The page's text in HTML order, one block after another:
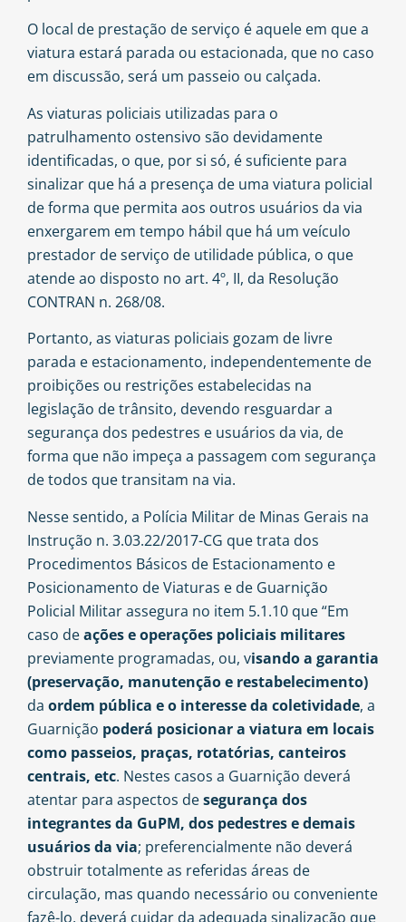
O local de prestação de serviço é aquele em que a
viatura estará parada ou estacionada, que no caso
em discussão, será um passeio ou calçada.
As viaturas policiais utilizadas para o
patrulhamento ostensivo são devidamente
identificadas, o que, por si só, é suficiente para
sinalizar que há a presença de uma viatura policial
de forma que permita aos outros usuários da via
enxergarem em tempo hábil que há um veículo
prestador de serviço de utilidade pública, o que
atende ao disposto no art. 4º, II, da Resolução
CONTRAN n. 268/08.
Portanto, as viaturas policiais gozam de livre
parada e estacionamento, independentemente de
proibições ou restrições estabelecidas na
legislação de trânsito, devendo resguardar a
segurança dos pedestres e usuários da via, de
forma que não impeça a passagem com segurança
de todos que transitam na via.
Nesse sentido, a Polícia Militar de Minas Gerais na
Instrução n. 3.03.22/2017-CG que trata dos
Procedimentos Básicos de Estacionamento e
Posicionamento de Viaturas e de Guarnição
Policial Militar assegura no item 5.1.10 que “Em
caso deações e operações policiais militares
previamente programadas, ou, visando a garantia
(preservação, manutenção e restabelecimento)
da ordem pública e o interesse da coletividade, a
Guarnição poderá posicionar a viatura em locais
como passeios, praças, rotatórias, canteiros
centrais, etc. Nestes casos a Guarnição deverá
atentar para aspectos desegurança dos
integrantes da GuPM, dos pedestres e demais
usuários da via; preferencialmente não deverá
obstruir totalmente as referidas áreas de
circulação, mas quando necessário ou conveniente
fazê-lo, deverá cuidar da adequada sinalização que